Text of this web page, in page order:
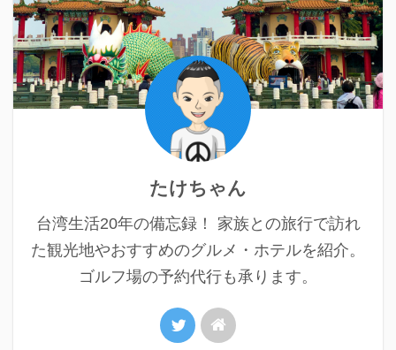
たけちゃん
台湾生活20年の備忘録！ 家族との旅行で訪れ
た観光地やおすすめのグルメ・ホテルを紹介。
ゴルフ場の予約代行も承ります。